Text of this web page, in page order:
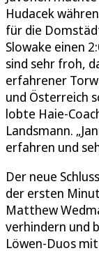
Hudacek
für die
Slowake einen
sind sehr froh,
erfahrener
und Österreich
lobte Haie-
Landsmann.
erfahren und
Der neue
der ersten
Matthew
verhindern und
Löwen-Duos